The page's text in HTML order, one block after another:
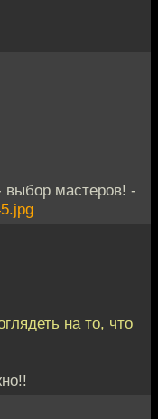
выбор мастеров! -
на то, что